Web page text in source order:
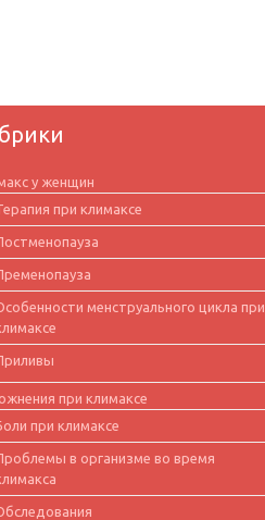
у женщин
при климаксе
менструального цикла при
при климаксе
при климаксе
в организме во время